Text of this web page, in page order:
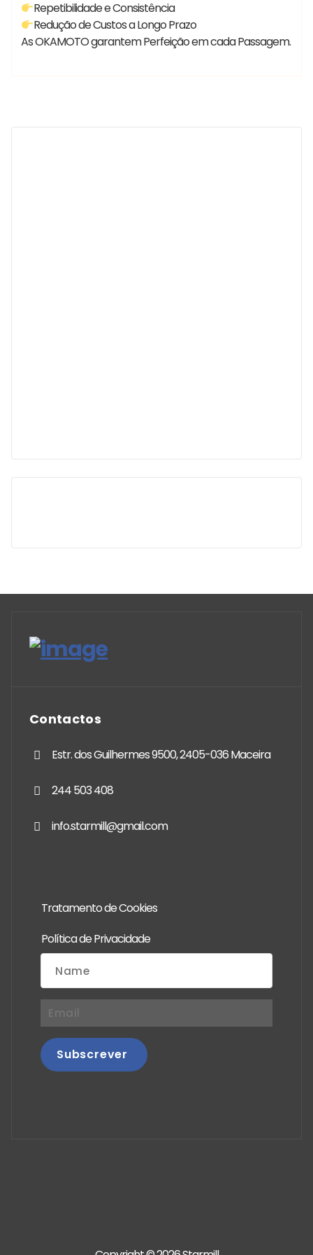
Repetibilidade e Consistência
Redução de Custos a Longo Prazo
As OKAMOTO garantem Perfeição em cada Passagem.
Contactos
Estr. dos Guilhermes 9500, 2405-036 Maceira
244 503 408
info.starmill@gmail.com
Tratamento de Cookies
Política de Privacidade